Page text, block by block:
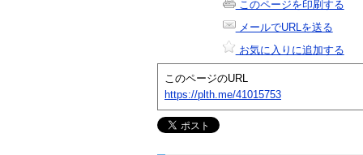
このページを印刷する
メールでURLを送る
お気に入りに追加する
このページのURL
https://plth.me/41015753